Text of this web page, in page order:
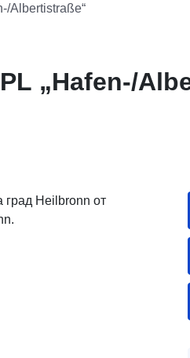
Albertistraße“
„Hafen-/
град Heilbronn от